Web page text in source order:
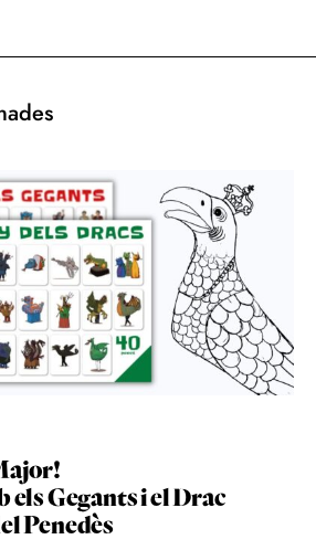
els Gegants i el Drac
Penedès